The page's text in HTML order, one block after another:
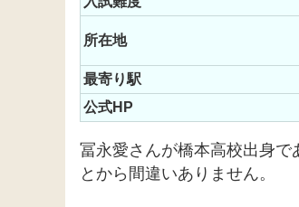
所在地
最寄り駅
公式HP
冨永愛さんが橋本高校出身で
とから間違いありません。